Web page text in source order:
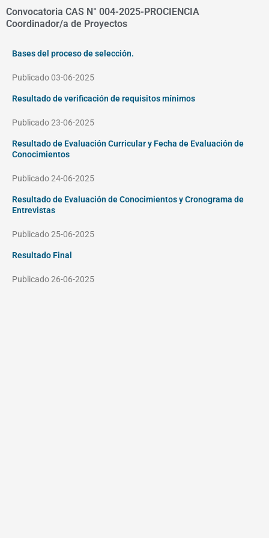
Convocatoria CAS N° 004-2025-PROCIENCIA
Coordinador/a de Proyectos
Bases del proceso de selección.
Publicado 03-06-2025
Resultado de verificación de requisitos mínimos
Publicado 23-06-2025
Resultado de Evaluación Curricular y Fecha de Evaluación de
Conocimientos
Publicado 24-06-2025
Resultado de Evaluación de Conocimientos y Cronograma de
Entrevistas
Publicado 25-06-2025
Resultado Final
Publicado 26-06-2025